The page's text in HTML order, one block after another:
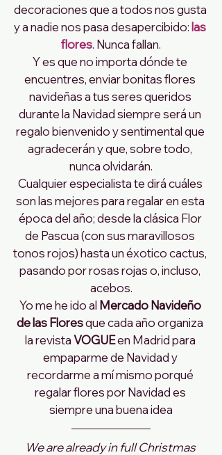
decoraciones que a todos nos gusta
y a nadie nos pasa desapercibido: las
flores. Nunca fallan.
Y es que no importa dónde te
encuentres, enviar bonitas flores
navideñas a tus seres queridos
durante la Navidad siempre será un
regalo bienvenido y sentimental que
agradecerán y que, sobre todo,
nunca olvidarán.
Cualquier especialista te dirá cuáles
son las mejores para regalar en esta
época del año; desde la clásica Flor
de Pascua (con sus maravillosos
tonos rojos) hasta un éxotico cactus,
pasando por rosas rojas o, incluso,
acebos.
Yo me he ido al Mercado Navideño
de las Flores que cada año organiza
la revista VOGUE en Madrid para
empaparme de Navidad y
recordarme a mí mismo porqué
regalar flores por Navidad es
siempre una buena idea
We are already in full Christmas